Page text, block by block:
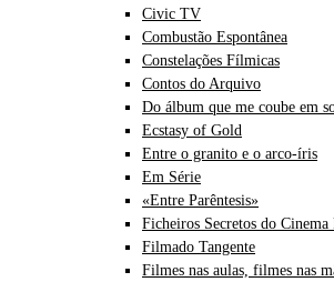
Civic TV
Combustão Espontânea
Constelações Fílmicas
Contos do Arquivo
Do álbum que me coube em
Ecstasy of Gold
Entre o granito e o arco-íris
Em Série
«Entre Parêntesis»
Ficheiros Secretos do Cinema
Filmado Tangente
Filmes nas aulas, filmes nas